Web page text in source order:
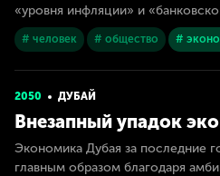
«уровня инфляции» и
# человек # общество #
2050 ДУБАЙ
Внезапный упадок
Экономика Дубая за последние
главным образом благодаря